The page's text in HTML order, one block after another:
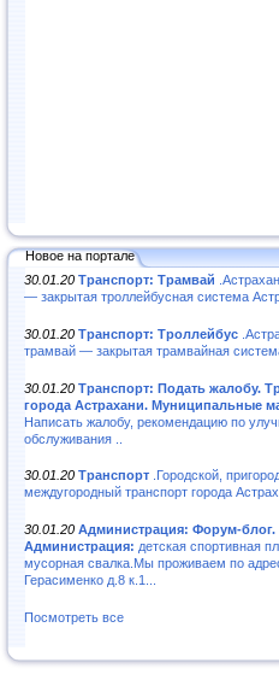
Новое на портале
30.01.20 Транспорт: Трамвай
— закрытая троллейбусная система
30.01.20 Транспорт: Троллейбус
трамвай — закрытая трамвайная
30.01.20 Транспорт: Подать жалобу.
города Астрахани. Муниципальные
Написать жалобу, рекомендацию по
обслуживания ..
30.01.20 Транспорт .Городской,
междугородный транспорт города
30.01.20 Администрация: Форум-блог.
Администрация: детская спортивная
мусорная свалка.Мы проживаем по
Герасименко д.8 к.1...
Посмотреть все